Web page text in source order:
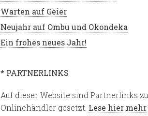
Warten auf Geier
Neujahr auf Ombu und Okondeka
Ein frohes neues Jahr!
* PARTNERLINKS
Auf dieser Website sind Partnerlinks zu
Onlinehändler gesetzt. Lese hier mehr